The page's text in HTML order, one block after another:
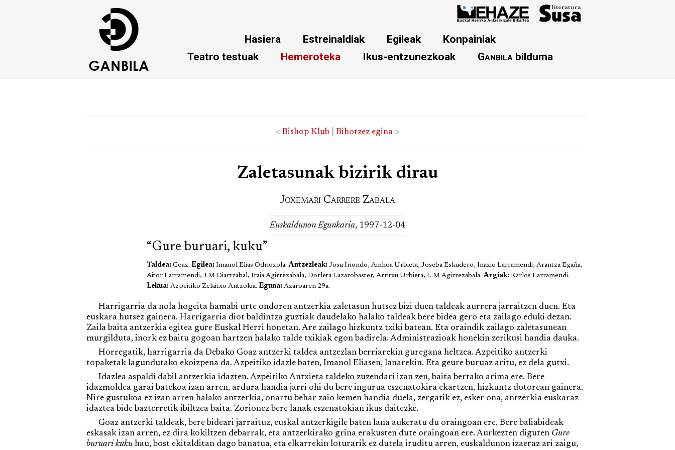
Hasiera Estreinaldiak Egileak
Konpainiak
Teatro testuak
Hemeroteka Ikus-entzunezkoak Ganbila bilduma
< Bishop Klub Bihotzez egina >
Zaletasunak bizirik dirau
Joxemari Carrere Zabala
Euskaldunon Egunkaria, 1997-12-04
“Gure buruari, kuku”
Taldea: Goaz. Egilea: Imanol Elias Odriozola. Antzezleak: Josu Iriondo, Ainhoa Urbieta, Joseba Eskudero, Inazio Larramendi, Arantza Egaña,
Aitor Larramendi, J.M Oiartzabal, Iraia Agirrezabala, Dorleta Lazarobaster, Arritxu Urbieta, L.M Agirrezabala. Argiak: Karlos Larramendi.
Lekua: Azpeitiko Zelaitxo Antzokia. Eguna: Azaroaren 29a.
Harrigarria da nola hogeita hamabi urte ondoren antzerkia zaletasun hutsez bizi duen taldeak aurrera jarraitzen duen. Eta
euskara hutsez gainera. Harrigarria diot baldintza guztiak daudelako halako taldeak bere bidea gero eta zailago eduki dezan.
Zaila baita antzerkia egitea gure Euskal Herri honetan. Are zailago hizkuntz txiki batean. Eta oraindik zailago zaletasunean
murgilduta, inork ez baitu gogoan hartzen halako talde txikiak egon badirela. Administrazioak honekin zerikusi handia dauka.
Horregatik, harrigarria da Debako Goaz antzerki taldea antzezlan berriarekin guregana heltzea. Azpeitiko antzerki
topaketak lagundutako ekoizpena da. Azpeitiko idazle baten, Imanol Eliasen, lanarekin. Eta geure buruaz aritu, ez dela gutxi.
Idazlea aspaldi dabil antzerkia idazten. Azpeitiko Antxieta taldeko zuzendari izan zen, baita bertako arima ere. Bere
idazmoldea garai batekoa izan arren, ardura handia jarri ohi du bere ingurua eszenatokira ekartzen, hizkuntz dotorean gainera.
Nire gustukoa ez izan arren halako antzerkia, onartu behar zaio kemen handia duela, zergatik ez, esker ona, antzerkia euskaraz
idaztea bide bazterretik ibiltzea baita. Zorionez bere lanak eszenatokian ikus daitezke.
Goaz antzerki taldeak, bere bideari jarraituz, euskal antzerkigile baten lana aukeratu du oraingoan ere. Bere baliabideak
eskasak izan arren, ez dira kokiltzen debarrak, eta antzerkirako grina erakusten dute oraingoan ere. Aurkezten diguten Gure
buruari kuku hau, bost ekitalditan dago banatua, eta elkarrekin loturarik ez dutela iruditu arren, euskaldunon izaeraz ari zaigu,